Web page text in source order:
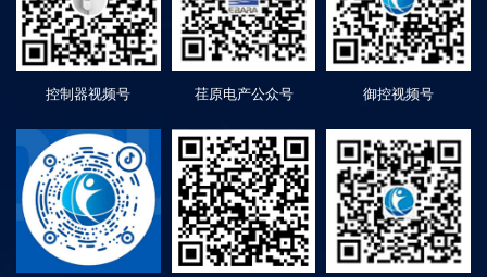
控制器视频号 荏原电产公众号 御控视频号